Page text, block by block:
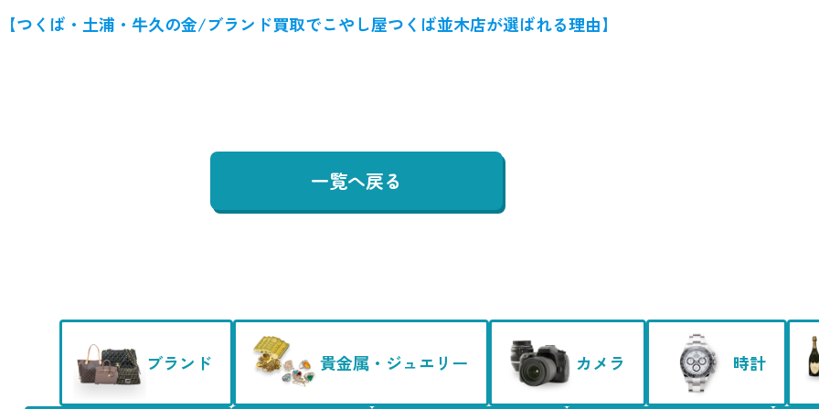
【つくば・土浦・牛久の金/ブランド買取でこやし屋つくば並木店が選ばれる理由】
一覧へ戻る
ブランド 貴金属・ジュエリー カメラ 時計